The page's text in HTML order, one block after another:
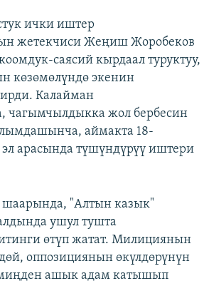
ички иштер
жетекчиси Жеңиш Жоробеков
саясий кырдаал туруктуу,
көзөмөлүндө экенин
Калайман
чагымчылдыкка жол бербесин
аймакта 18-
эл арасында түшүндүрүү иштери
"Алтын казык"
ушул тушта
өтүп жатат. Милициянын
оппозициянын өкүлдөрүнүн
ашык адам катышып